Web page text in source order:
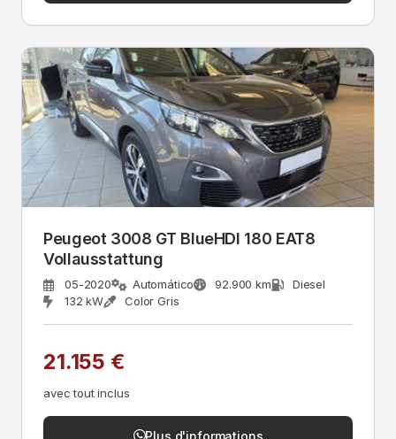
Peugeot 3008 GT BlueHDI 180 EAT8
Vollausstattung
05-2020 Automático 92.900 km
Diesel
132 kW
Color Gris
21.155 €
avec tout inclus
Plus d'informations